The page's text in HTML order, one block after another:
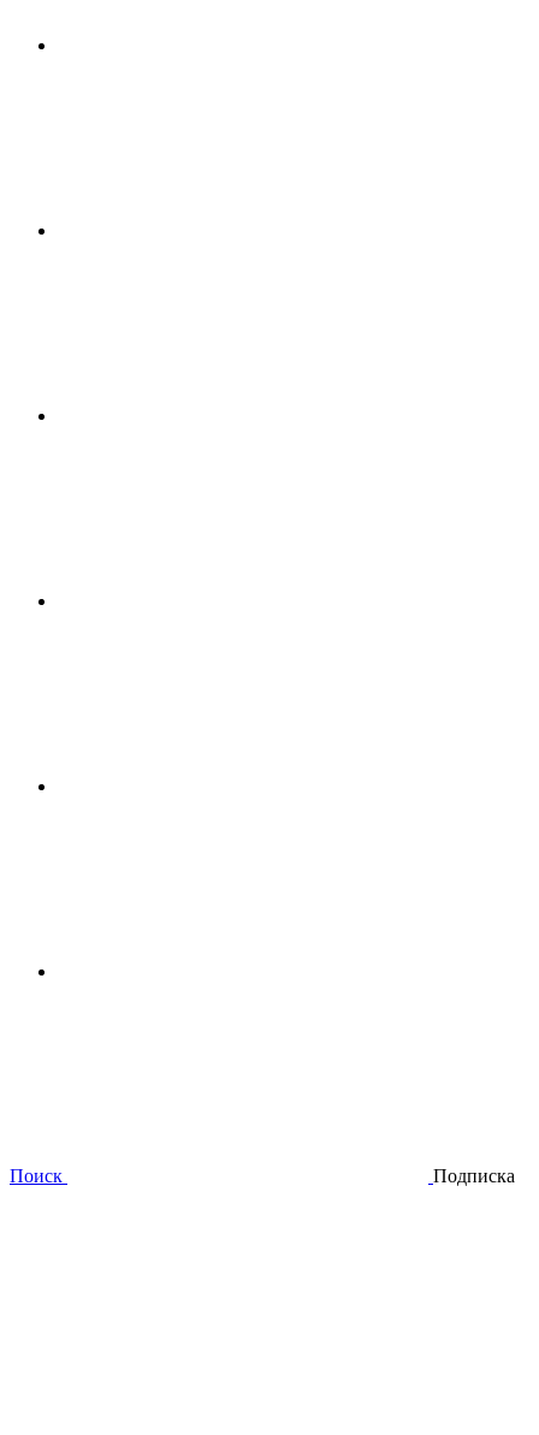
Поиск Подписка